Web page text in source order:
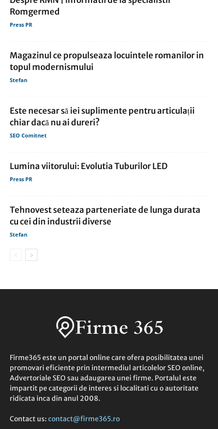
Romgermed
Press PR
Magazinul ce propulseaza locuintele romanilor in
topul modernismului
Stefan
Este necesar să iei suplimente pentru articulații
chiar dacă nu ai dureri?
SEO Comitnet
Lumina viitorului: Evolutia Tuburilor LED
Press PR
Tehnovest seteaza parteneriate de lunga durata
cu cei din industrii diverse
Stefan
Firme365 este un portal online care ofera posibilitatea unei
promovari eficiente prin intermediul articolelor SEO online,
Advertoriale SEO sau adaugarea unei firme. Portalul este
impartit pe categorii de interes si localitati cu o autoritate
ridicata inca din anul 2008.
Contact us: contact@firme365.ro